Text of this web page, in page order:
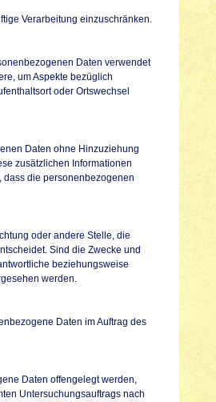
Verarbeitung einzuschränken.
Daten verwendet
um Aspekte bezüglich
oder Ortswechsel
Daten ohne Hinzuziehung
zusätzlichen Informationen
die personenbezogenen
oder andere Stelle, die
Sind die Zwecke und
beziehungsweise
werden.
Daten im Auftrag des
Daten offengelegt werden,
Untersuchungsauftrags nach